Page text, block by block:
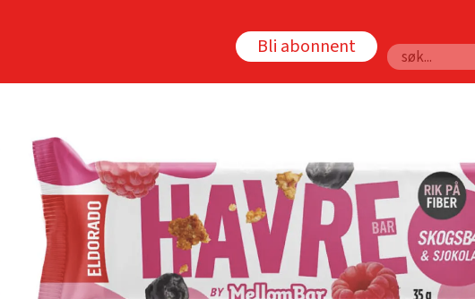
Bli abonnent
Søk